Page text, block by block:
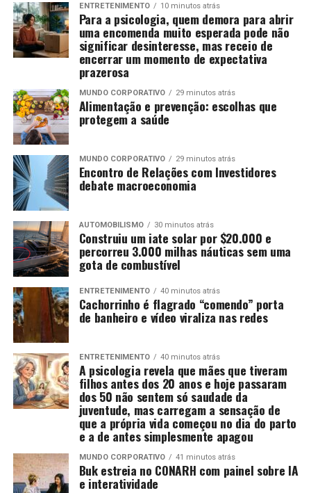
ENTRETENIMENTO 10 minutos atrás
Para a psicologia, quem demora para abrir
uma encomenda muito esperada pode não
significar desinteresse, mas receio de
encerrar um momento de expectativa
prazerosa
MUNDO CORPORATIVO 29 minutos atrás
Alimentação e prevenção: escolhas que
protegem a saúde
MUNDO CORPORATIVO 29 minutos atrás
Encontro de Relações com Investidores
debate macroeconomia
AUTOMOBILISMO 30 minutos atrás
Construiu um iate solar por $20.000 e
percorreu 3.000 milhas náuticas sem uma
gota de combustível
ENTRETENIMENTO 40 minutos atrás
Cachorrinho é flagrado “comendo” porta
de banheiro e vídeo viraliza nas redes
ENTRETENIMENTO 40 minutos atrás
A psicologia revela que mães que tiveram
filhos antes dos 20 anos e hoje passaram
dos 50 não sentem só saudade da
juventude, mas carregam a sensação de
que a própria vida começou no dia do parto
e a de antes simplesmente apagou
MUNDO CORPORATIVO 41 minutos atrás
Buk estreia no CONARH com painel sobre IA
e interatividade